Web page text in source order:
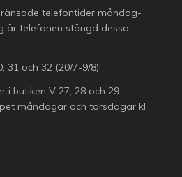
telefontider måndag-
är telefonen stängd dessa
31 och 32 (20/7-9/8)
i butiken V 27, 28 och 29
måndagar och torsdagar kl